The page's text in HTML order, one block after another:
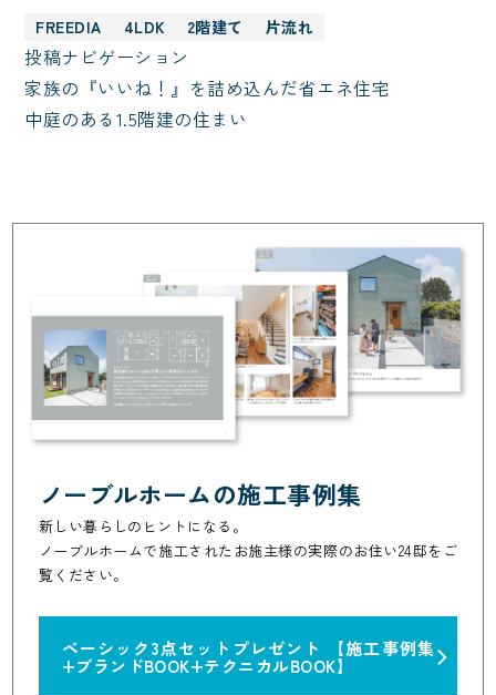
FREEDIA 4LDK 2階建て 片流れ
投稿ナビゲーション
家族の『いいね！』を詰め込んだ省エネ住宅
中庭のある1.5階建の住まい
ノーブルホームの施工事例集
新しい暮らしのヒントになる。
ノーブルホームで施工されたお施主様の実際のお住い24邸をご
覧ください。
ベーシック3点セットプレゼント 【施工事例集
+ブランドBOOK+テクニカルBOOK】